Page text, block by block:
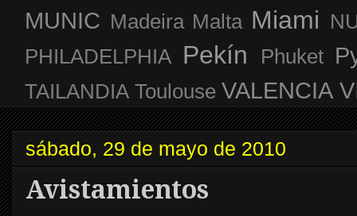
MUNIC Madeira Malta Miami
PHILADELPHIA Pekín Phuket
TAILANDIA Toulouse VALENCIA
sábado, 29 de mayo de 2010
Avistamientos